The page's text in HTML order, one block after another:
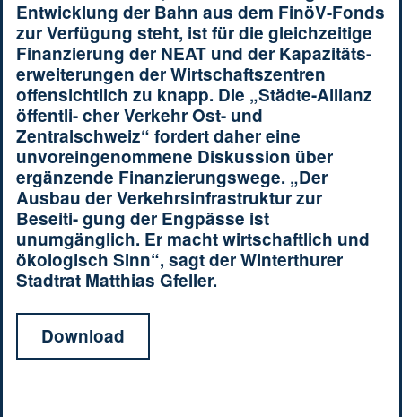
Entwicklung der Bahn aus dem FinöV-Fonds
zur Verfügung steht, ist für die gleichzeitige
Finanzierung der NEAT und der Kapazitäts-
erweiterungen der Wirtschaftszentren
offensichtlich zu knapp. Die „Städte-Allianz
öffentli- cher Verkehr Ost- und
Zentralschweiz“ fordert daher eine
unvoreingenommene Diskussion über
ergänzende Finanzierungswege. „Der
Ausbau der Verkehrsinfrastruktur zur
Beseiti- gung der Engpässe ist
unumgänglich. Er macht wirtschaftlich und
ökologisch Sinn“, sagt der Winterthurer
Stadtrat Matthias Gfeller.
Download